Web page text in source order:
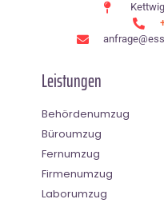
Leistungen
Behördenumzug
Büroumzug
Fernumzug
Firmenumzug
Laborumzug